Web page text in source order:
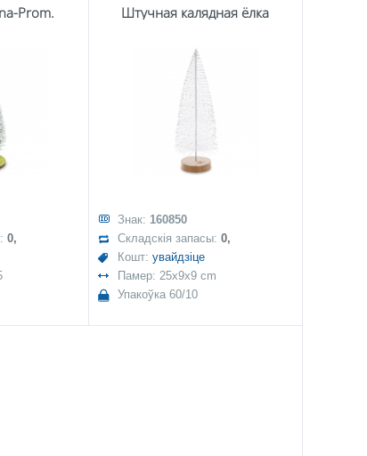
Prom.
0,
Штучная калядная ёлка
Знак: 160850
Складскія запасы: 0,
Кошт: увайдзіце
Памер: 25x9x9 cm
Упакоўка 60/10